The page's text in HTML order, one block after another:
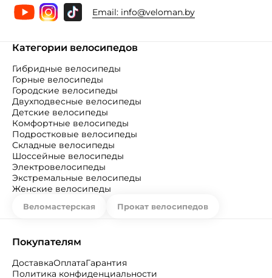
Email: info@veloman.by
Категории велосипедов
Гибридные велосипеды
Горные велосипеды
Городские велосипеды
Двухподвесные велосипеды
Детские велосипеды
Комфортные велосипеды
Подростковые велосипеды
Складные велосипеды
Шоссейные велосипеды
Электровелосипеды
Экстремальные велосипеды
Женские велосипеды
Веломастерская Прокат велосипедов
Покупателям
ДоставкаОплатаГарантия
Политика конфиденциальности